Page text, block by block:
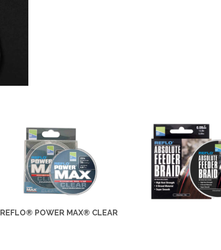
REFLO® POWER MAX® CLEAR